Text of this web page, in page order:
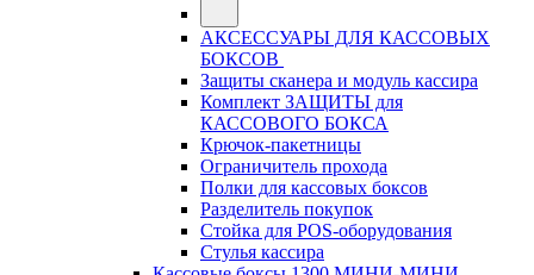
АКСЕССУАРЫ ДЛЯ КАССОВЫХ
БОКСОВ
Защиты сканера и модуль кассира
Комплект ЗАЩИТЫ для
КАССОВОГО БОКСА
Крючок-пакетницы
Ограничитель прохода
Полки для кассовых боксов
Разделитель покупок
Стойка для POS-оборудования
Стулья кассира